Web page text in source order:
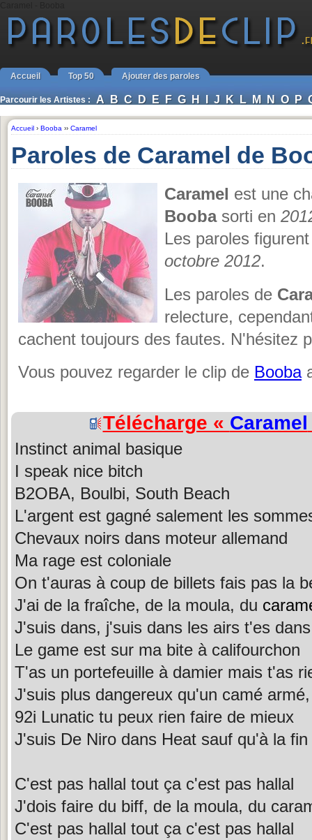
Accueil Top 50 Ajouter des paroles
Parcourir les Artistes : A B C D E F G H I J K L M N O P
Accueil › Booba ›› Caramel
Paroles de Caramel de
Caramel est une
Boobasorti en
Les paroles
octobre 2012.
Les paroles de
relecture,
cachent toujours des fautes. N'hésitez
Vous pouvez regarder le clip de Booba
Télécharge « Caramel
Instinct animal basique
I speak nice bitch
B2OBA, Boulbi, South Beach
L'argent est gagné salement les
Chevaux noirs dans moteur allemand
Ma rage est coloniale
On t'auras à coup de billets fais pas la
J'ai de la fraîche, de la moula, du
J'suis dans, j'suis dans les airs t'es
Le game est sur ma bite à califourchon
T'as un portefeuille à damier mais t'as
J'suis plus dangereux qu'un camé
92i Lunatic tu peux rien faire de mieux
J'suis De Niro dans Heat sauf qu'à la
C'est pas hallal tout ça c'est pas hallal
J'dois faire du biff, de la moula, du
C'est pas hallal tout ça c'est pas hallal